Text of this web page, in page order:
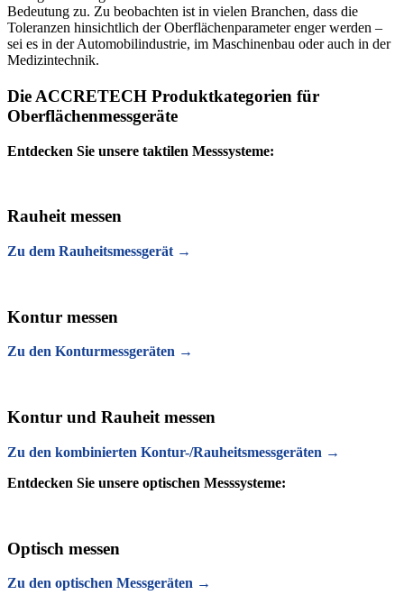
Bedeutung zu. Zu beobachten ist in vielen Branchen, dass die
Toleranzen hinsichtlich der Oberflächenparameter enger werden –
sei es in der Automobilindustrie, im Maschinenbau oder auch in der
Medizintechnik.
Die ACCRETECH Produktkategorien für
Oberflächenmessgeräte
Entdecken Sie unsere taktilen Messsysteme:
Rauheit messen
Zu dem Rauheitsmessgerät →
Kontur messen
Zu den Konturmessgeräten →
Kontur und Rauheit messen
Zu den kombinierten Kontur-/Rauheitsmessgeräten →
Entdecken Sie unsere optischen Messsysteme:
Optisch messen
Zu den optischen Messgeräten →